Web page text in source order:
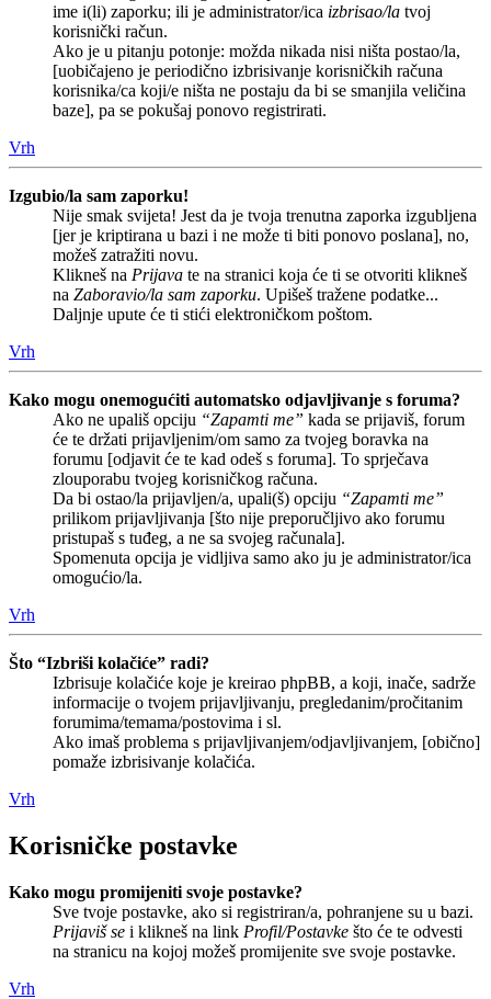
ime i(li) zaporku; ili je administrator/ica izbrisao/la tvoj
korisnički račun.
Ako je u pitanju potonje: možda nikada nisi ništa postao/la,
[uobičajeno je periodično izbrisivanje korisničkih računa
korisnika/ca koji/e ništa ne postaju da bi se smanjila veličina
baze], pa se pokušaj ponovo registrirati.
Vrh
Izgubio/la sam zaporku!
Nije smak svijeta! Jest da je tvoja trenutna zaporka izgubljena
[jer je kriptirana u bazi i ne može ti biti ponovo poslana], no,
možeš zatražiti novu.
Klikneš na Prijava te na stranici koja će ti se otvoriti klikneš
na Zaboravio/la sam zaporku. Upišeš tražene podatke...
Daljnje upute će ti stići elektroničkom poštom.
Vrh
Kako mogu onemogućiti automatsko odjavljivanje s foruma?
Ako ne upališ opciju “Zapamti me” kada se prijaviš, forum
će te držati prijavljenim/om samo za tvojeg boravka na
forumu [odjavit će te kad odeš s foruma]. To sprječava
zlouporabu tvojeg korisničkog računa.
Da bi ostao/la prijavljen/a, upali(š) opciju “Zapamti me”
prilikom prijavljivanja [što nije preporučljivo ako forumu
pristupaš s tuđeg, a ne sa svojeg računala].
Spomenuta opcija je vidljiva samo ako ju je administrator/ica
omogućio/la.
Vrh
Što “Izbriši kolačiće” radi?
Izbrisuje kolačiće koje je kreirao phpBB, a koji, inače, sadrže
informacije o tvojem prijavljivanju, pregledanim/pročitanim
forumima/temama/postovima i sl.
Ako imaš problema s prijavljivanjem/odjavljivanjem, [obično]
pomaže izbrisivanje kolačića.
Vrh
Korisničke postavke
Kako mogu promijeniti svoje postavke?
Sve tvoje postavke, ako si registriran/a, pohranjene su u bazi.
Prijaviš se i klikneš na link Profil/Postavke što će te odvesti
na stranicu na kojoj možeš promijenite sve svoje postavke.
Vrh